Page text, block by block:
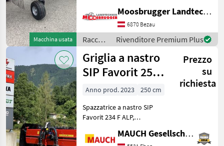
Macchina usata
links oder rechts und auch
für die Drehzahlen 540 oder
1000 U/min
zusammengestellt werden.
D
Moosbrugger Landtechnik GmbH
6870 Bezau
Raccolta
mangimi
/ SIP
Rivenditore Premium Plus
Griglia a nastro
SIP Favorit 254 F
ALP
Prezzo
su
richiesta
Anno prod. 2023
250 cm
Spazzatrice a nastro SIP
Favorit 234 F ALP,
larghezza di lavoro: 2, 50 m,
MAUCH Gesellschaft m.b.H. & Co.KG, Eben